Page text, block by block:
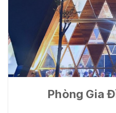
Phòng Gia